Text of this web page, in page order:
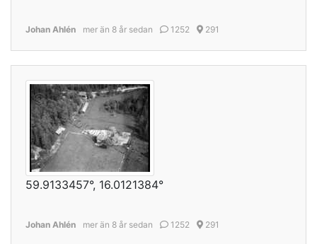
Johan Ahlén mer än 8 år sedan 1252 291
59.9133457°, 16.0121384°
Johan Ahlén mer än 8 år sedan 1252 291